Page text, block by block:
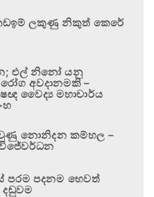
ලකුණු නිකුත් කෙරේ
එල් නිනෝ යනු
රෝග අවදානමකි –
වෛද්‍ය මහාචාර්ය
නොනිදන කම්හල –
පරම පදනම හෙවත්